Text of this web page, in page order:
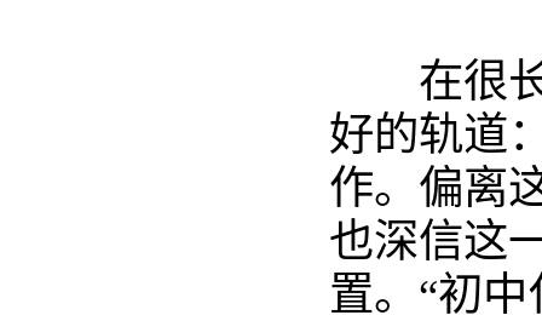
在很
好的轨道
作。偏离
也深信这
置。“初